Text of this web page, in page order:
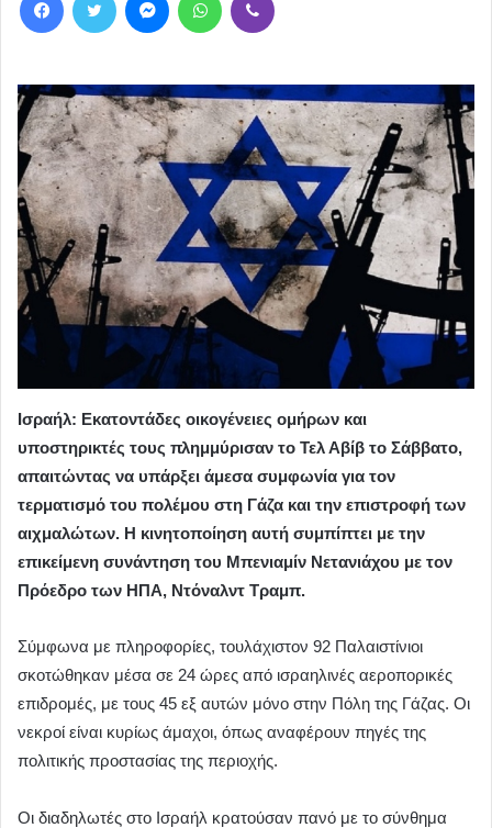
Ισραήλ: Εκατοντάδες οικογένειες ομήρων και
υποστηρικτές τους πλημμύρισαν το Τελ Αβίβ το Σάββατο,
απαιτώντας να υπάρξει άμεσα συμφωνία για τον
τερματισμό του πολέμου στη Γάζα και την επιστροφή των
αιχμαλώτων. Η κινητοποίηση αυτή συμπίπτει με την
επικείμενη συνάντηση του Μπενιαμίν Νετανιάχου με τον
Πρόεδρο των ΗΠΑ, Ντόναλντ Τραμπ.
Σύμφωνα με πληροφορίες, τουλάχιστον 92 Παλαιστίνιοι
σκοτώθηκαν μέσα σε 24 ώρες από ισραηλινές αεροπορικές
επιδρομές, με τους 45 εξ αυτών μόνο στην Πόλη της Γάζας. Οι
νεκροί είναι κυρίως άμαχοι, όπως αναφέρουν πηγές της
πολιτικής προστασίας της περιοχής.
Οι διαδηλωτές στο Ισραήλ κρατούσαν πανό με το σύνθημα